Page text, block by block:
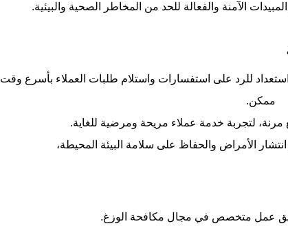
الآمنة والفعالة للحد من المخاطر الصحية والبيئية.
استعداد للرد على استفسارات واستلام طلبات العملاء بأسرع وقت
ممكن.
لتجربة خدمة عملاء مريحة ومرضية للغاية.
الأمراض والحفاظ على سلامة البيئة المحيطة،
عمل متخصص في مجال مكافحة الوزغ.